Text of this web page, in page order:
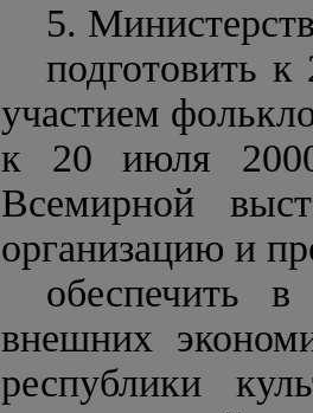
5.
подготовить
участием
к 20 июля
Всемирной
организацию и
обеспечить
внешних
республики